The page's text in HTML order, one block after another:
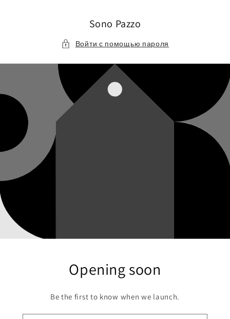
Sono Pazzo
Войти с помощью пароля
Opening soon
Be the first to know when we launch.